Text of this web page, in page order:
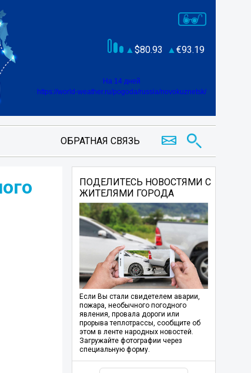
80.93 93.19
На 14 дней
https://world-weather.ru/pogoda/russia/novokuznetsk/
ОБРАТНАЯ СВЯЗЬ
ПОДЕЛИТЕСЬ НОВОСТЯМИ С
ЖИТЕЛЯМИ ГОРОДА
Если Вы стали свидетелем аварии,
пожара, необычного погодного
явления, провала дороги или
прорыва теплотрассы, сообщите об
этом в ленте народных новостей.
Загружайте фотографии через
специальную форму.